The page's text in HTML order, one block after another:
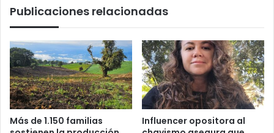
Publicaciones relacionadas
Más de 1.150 familias
Influencer opositora al